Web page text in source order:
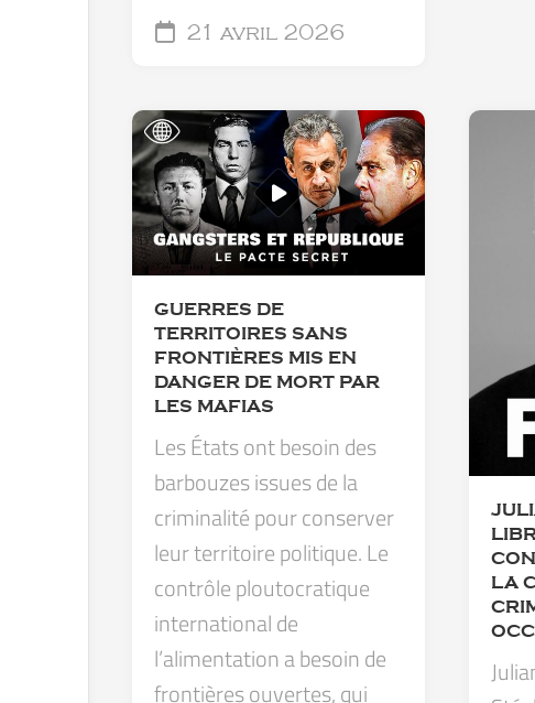
21 avril 2026
GUERRES DE
TERRITOIRES SANS
FRONTIÈRES MIS EN
DANGER DE MORT PAR
LES MAFIAS
Les États ont besoin des
barbouzes issues de la
criminalité pour conserver
leur territoire politique. Le
contrôle ploutocratique
international de
l’alimentation a besoin de
frontières ouvertes, qui
LA